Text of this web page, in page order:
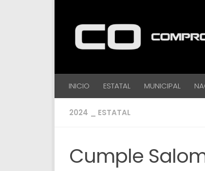
INICIO ESTATAL MUNICIPAL
2024 _ ESTATAL
Cumple